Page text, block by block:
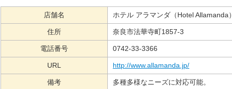
店舗名 ホテル アラマンダ（Hotel Allamanda）
住所 奈良市法華寺町1857-3
電話番号 0742-33-3366
URL http://www.allamanda.jp/
備考
多種多様なニーズに対応可能。